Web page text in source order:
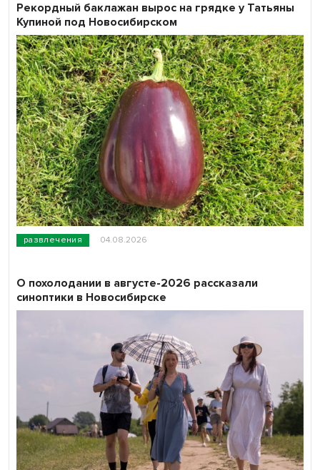
развлечения 04.08.2026
Рекордный баклажан вырос на грядке у Татьяны
Купиной под Новосибирском
О похолодании в августе-2026 рассказали
синоптики в Новосибирске